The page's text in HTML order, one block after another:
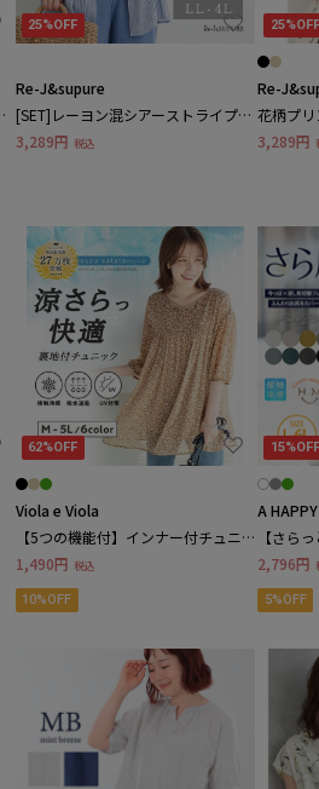
ャツ・カットソー
チュニック
パーカー
タンクトップ・キャミソー
カナ順
F G M
ナ
ーマリリン
ブロンド
25%OFF
Re-J&supure
[SET]レーヨン混シアーストライプシ
ャツ×ビジュータンクトップ
3,289円 税込
25%OFF
Re-
花柄プ
（セット
3,289円
62%OFF
Viola e Viola
【5つの機能付】インナー付チュニ
ックブラウス 大きいサイズレディ
ース
1,490円 税込
10%OFF
15%OFF
A
【さら
ザイン
2,796円
5%OFF